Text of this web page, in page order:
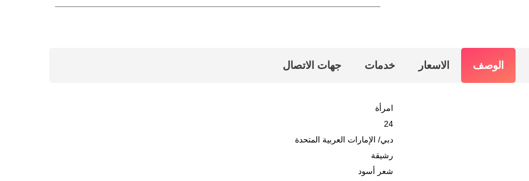
الوصف الاسعار خدمات جهات الاتصال
امرأة
24
دبي/ الإمارات العربية المتحدة
رشيقة
شعر أسود